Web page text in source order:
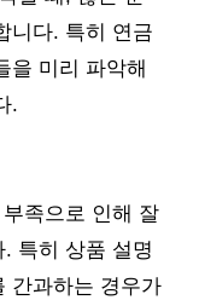
니다. 특히 연금
을 미리 파악해
.
족으로 인해 잘
특히 상품 설명
간과하는 경우가